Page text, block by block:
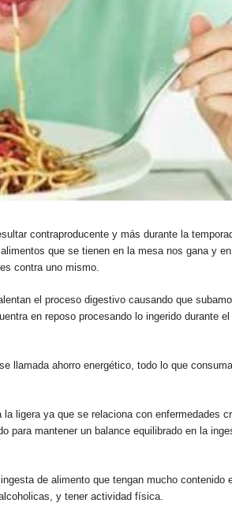
contraproducente y más durante la
que se tienen en la mesa nos gana y
contra uno mismo.
el proceso digestivo causando que
en reposo procesando lo ingerido durante
llamada ahorro energético, todo lo que
ligera ya que se relaciona con enfermedades
mantener un balance equilibrado en la
de alimento que tengan mucho contenido
y tener actividad física.